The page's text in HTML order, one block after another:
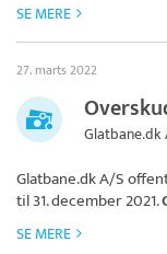
SE MERE
27. marts 2022
Glatbane.dk
Glatbane.dk A/S
til 31. december 2021.
SE MERE